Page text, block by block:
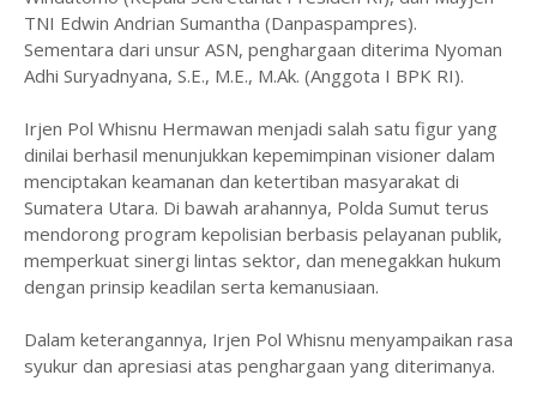
TNI Edwin Andrian Sumantha (Danpaspampres).
Sementara dari unsur ASN, penghargaan diterima Nyoman
Adhi Suryadnyana, S.E., M.E., M.Ak. (Anggota I BPK RI).
Irjen Pol Whisnu Hermawan menjadi salah satu figur yang
dinilai berhasil menunjukkan kepemimpinan visioner dalam
menciptakan keamanan dan ketertiban masyarakat di
Sumatera Utara. Di bawah arahannya, Polda Sumut terus
mendorong program kepolisian berbasis pelayanan publik,
memperkuat sinergi lintas sektor, dan menegakkan hukum
dengan prinsip keadilan serta kemanusiaan.
Dalam keterangannya, Irjen Pol Whisnu menyampaikan rasa
syukur dan apresiasi atas penghargaan yang diterimanya.